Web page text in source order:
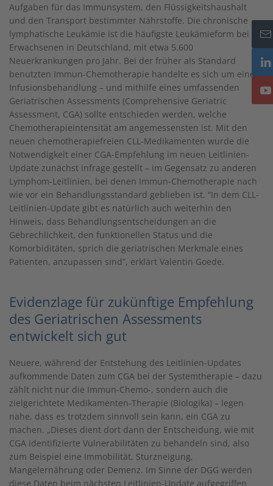
Aufgaben für das Immunsystem, den Flüssigkeitshaushalt
und den Transport bestimmter Nährstoffe. Die chronische
lymphatische Leukämie ist die häufigste Leukämieform bei
Erwachsenen in Deutschland, mit etwa 5.600
Neuerkrankungen pro Jahr. Bei der früher als Standard
benutzten Immun-Chemotherapie handelte es sich um eine
Infusionsbehandlung – und mithilfe eines umfassenden
Geriatrischen Assessments (Comprehensive Geriatric
Assessment, CGA) sollte entschieden werden, welche
Chemotherapieintensität am angemessensten ist. Mit den
neuen chemotherapiefreien CLL-Medikamenten wurde die
Notwendigkeit einer CGA-Empfehlung im neuen Leitlinien-
Update zunächst infrage gestellt – im Gegensatz zu anderen
Lymphom-Leitlinien, bei denen Immun-Chemotherapie nach
wie vor ein Behandlungsstandard geblieben ist. “In dem CLL-
Leitlinien-Update gibt es natürlich auch weiterhin den
Hinweis, dass Behandlungsentscheidungen an die
Gebrechlichkeit, den funktionellen Status und die
Komorbiditäten, sprich die geriatrischen Merkmale eines
Patienten, anzupassen sind”, erklärt Valentin Goede.
Evidenzlage für zukünftige Empfehlung
des Geriatrischen Assessments
entwickelt sich gut
Neuere, während der Entstehung des Leitlinien-Updates
aufkommende Daten zum CGA bei der Systemtherapie – dazu
zählt nicht nur die Immun-Chemo-, sondern auch die
zielgerichtete Medikamenten-Therapie (Biologika) – legen
nahe, dass es trotzdem sinnvoll sein kann, ein CGA zu
machen. „Dieses dient dort dann der Entscheidung, wie mit
CGA identifizierte Vulnerabilitäten zu behandeln sind, also
zum Beispiel eine Immobilität, Sturzneigung,
Mangelernährung oder Demenz. Im Sinne der DGG werden
diese Daten beim nächsten Leitlinien-Update aufgegriffen